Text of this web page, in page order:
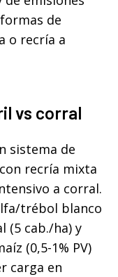
de
o recría a
vs corral
sistema de
recría mixta
a corral.
trébol blanco
(5 cab./ha) y
(0,5-1% PV)
carga en